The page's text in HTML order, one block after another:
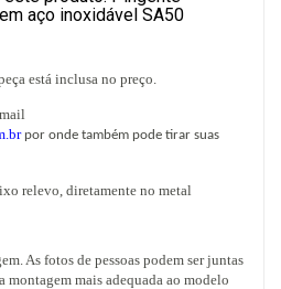
aço inoxidável SA50
está inclusa no preço.
por onde também pode tirar suas
relevo, diretamente no metal
As fotos de pessoas podem ser juntas
montagem mais adequada ao modelo